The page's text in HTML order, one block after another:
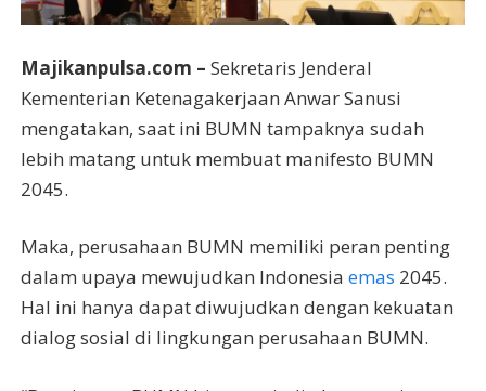
Majikanpulsa.com – Sekretaris Jenderal
Kementerian Ketenagakerjaan Anwar Sanusi
mengatakan, saat ini BUMN tampaknya sudah
lebih matang untuk membuat manifesto BUMN
2045.
Maka, perusahaan BUMN memiliki peran penting
dalam upaya mewujudkan Indonesia emas 2045.
Hal ini hanya dapat diwujudkan dengan kekuatan
dialog sosial di lingkungan perusahaan BUMN.